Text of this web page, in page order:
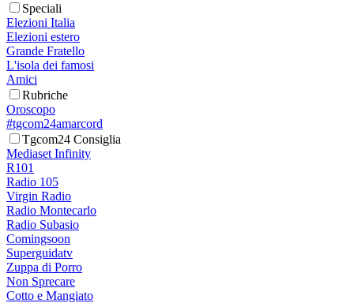
Speciali
Elezioni Italia
Elezioni estero
Grande Fratello
L'isola dei famosi
Amici
Rubriche
Oroscopo
#tgcom24amarcord
Tgcom24 Consiglia
Mediaset Infinity
R101
Radio 105
Virgin Radio
Radio Montecarlo
Radio Subasio
Comingsoon
Superguidatv
Zuppa di Porro
Non Sprecare
Cotto e Mangiato